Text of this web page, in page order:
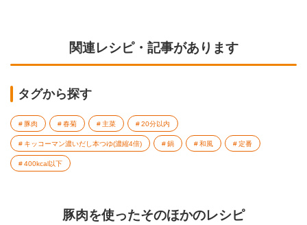
関連レシピ・記事があります
タグから探す
豚肉 春菊 主菜 20分以内
キッコーマン濃いだし本つゆ(濃縮4倍) 鍋 和風 定番
400kcal以下
豚肉を使ったそのほかのレシピ